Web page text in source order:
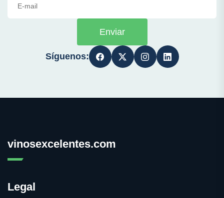
Enviar
Síguenos:
vinosexcelentes.com
Legal